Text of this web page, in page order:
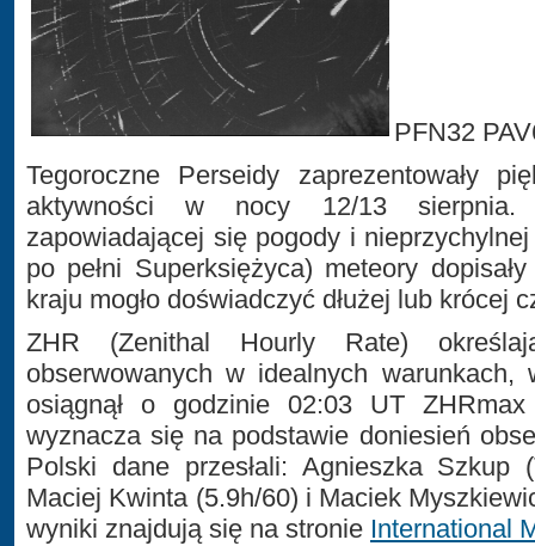
PFN32
Tegoroczne Perseidy zaprezentowały
aktywności w nocy 12/13 sierpnia.
zapowiadającej się pogody i
po pełni Superksiężyca) meteory
kraju mogło doświadczyć dłużej lub krócej
ZHR (Zenithal Hourly Rate)
obserwowanych w idealnych warunkach,
osiągnął o godzinie 02:03 UT
wyznacza się na podstawie doniesień
Polski dane przesłali: Agnieszka Szkup
Maciej Kwinta (5.9h/60) i Maciek
wyniki znajdują się na stronie International